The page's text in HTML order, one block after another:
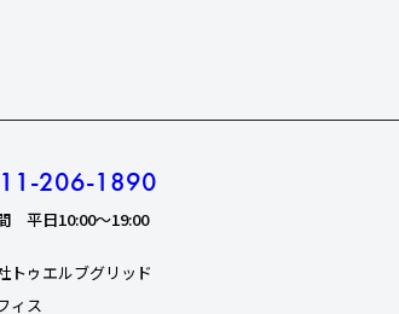
206-1890
平日10:00〜19:00
トゥエルブグリッド
ィス